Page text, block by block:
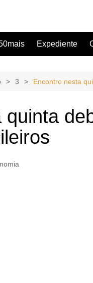
Expediente
3 Encontro nesta
quinta